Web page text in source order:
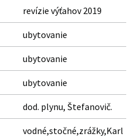
revízie výťahov 2019
ubytovanie
ubytovanie
ubytovanie
dod. plynu, Štefanovič.
vodné,stočné,zrážky,Karl